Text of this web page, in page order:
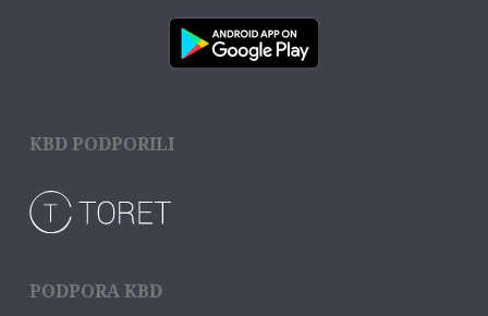
KBD PODPORILI
PODPORA KBD